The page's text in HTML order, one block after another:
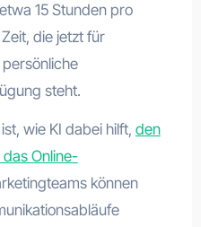
15 Stunden pro
die jetzt für
steht.
wie KI dabei hilft, den
Online-
können